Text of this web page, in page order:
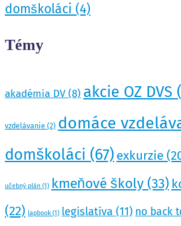
domškoláci (4)
Témy
akadémia DV(8) akcie OZ DVS
vzdelávanie (2) domáce
domškoláci (67) exkurzie
učebný plán (1) kmeňové školy (33)
(22) lapbook(1) legislatíva (11) no back